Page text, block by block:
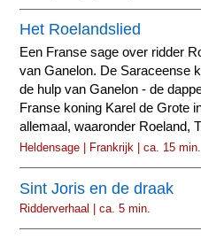
Het Roelandslied
Een Franse sage over ridder
van Ganelon. De Saraceense
de hulp van Ganelon - de
Franse koning Karel de Grote
allemaal, waaronder Roeland,
Heldensage | Frankrijk | ca. 15 min.
Sint Joris en de draak
Ridderverhaal | ca. 5 min.